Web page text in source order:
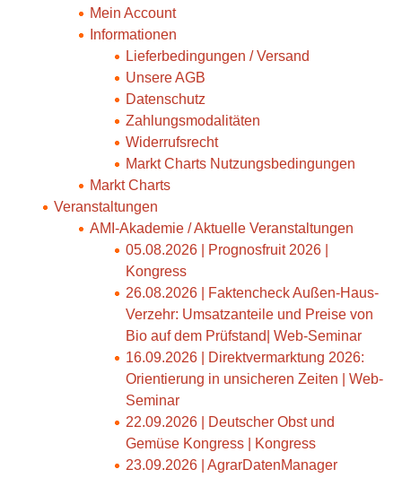
Mein Account
Informationen
Lieferbedingungen / Versand
Unsere AGB
Datenschutz
Zahlungsmodalitäten
Widerrufsrecht
Markt Charts Nutzungsbedingungen
Markt Charts
Veranstaltungen
AMI-Akademie / Aktuelle Veranstaltungen
05.08.2026 | Prognosfruit 2026 |
Kongress
26.08.2026 | Faktencheck Außen-Haus-
Verzehr: Umsatzanteile und Preise von
Bio auf dem Prüfstand| Web-Seminar
16.09.2026 | Direktvermarktung 2026:
Orientierung in unsicheren Zeiten | Web-
Seminar
22.09.2026 | Deutscher Obst und
Gemüse Kongress | Kongress
23.09.2026 | AgrarDatenManager